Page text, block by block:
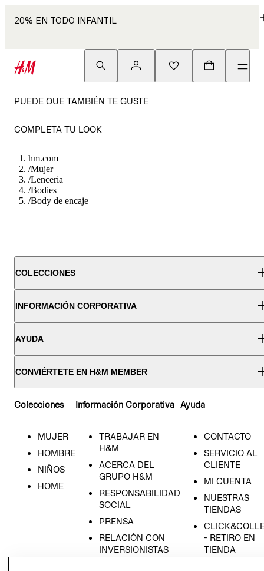
20% EN TODO INFANTIL
PUEDE QUE TAMBIÉN TE GUSTE
COMPLETA TU LOOK
hm.com
/Mujer
/Lenceria
/Bodies
/Body de encaje
COLECCIONES
INFORMACIÓN CORPORATIVA
AYUDA
CONVIÉRTETE EN H&M MEMBER
Colecciones
MUJER
HOMBRE
NIÑOS
HOME
Información Corporativa
TRABAJAR EN
H&M
ACERCA DEL
GRUPO H&M
RESPONSABILIDAD
SOCIAL
PRENSA
RELACIÓN CON
INVERSIONISTAS
Ayuda
CONTACTO
SERVICIO AL
CLIENTE
MI CUENTA
NUESTRAS
TIENDAS
- RETIRO EN
TIENDA